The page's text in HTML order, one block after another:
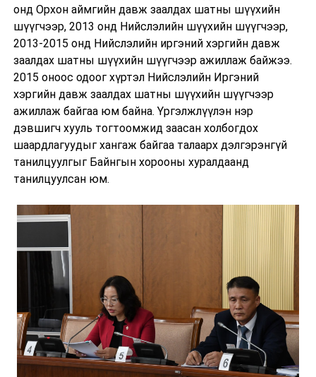
онд Орхон аймгийн давж заалдах шатны шүүхийн
шүүгчээр, 2013 онд Нийслэлийн шүүхийн шүүгчээр,
2013-2015 онд Нийслэлийн иргэний хэргийн давж
заалдах шатны шүүхийн шүүгчээр ажиллаж байжээ.
2015 оноос одоог хүртэл Нийслэлийн Иргэний
хэргийн давж заалдах шатны шүүхийн шүүгчээр
ажиллаж байгаа юм байна. Үргэлжлүүлэн нэр
дэвшигч хууль тогтоомжид заасан холбогдох
шаардлагуудыг хангаж байгаа талаарх дэлгэрэнгүй
танилцуулгыг Байнгын хорооны хуралдаанд
танилцуулсан юм.